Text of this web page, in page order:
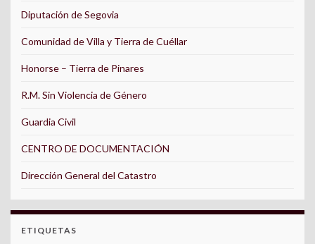
Diputación de Segovia
Comunidad de Villa y Tierra de Cuéllar
Honorse – Tierra de Pinares
R.M. Sin Violencia de Género
Guardia Civil
CENTRO DE DOCUMENTACIÓN
Dirección General del Catastro
ETIQUETAS